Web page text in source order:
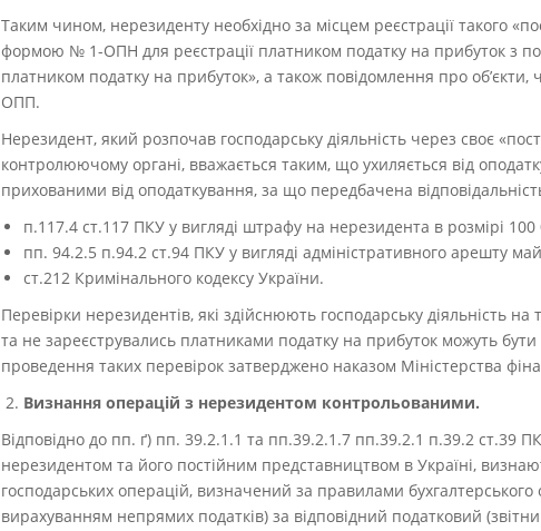
Таким чином, нерезиденту необхідно за місцем реєстрації такого
формою № 1-ОПН для реєстрації платником податку на прибуток з
платником податку на прибуток», а також повідомлення про
ОПП.
Нерезидент, який розпочав господарську діяльність через своє
контролюючому органі, вважається таким, що ухиляється від
прихованими від оподаткування, за що передбачена
п.117.4 ст.117 ПКУ у вигляді штрафу на нерезидента в розмірі
пп. 94.2.5 п.94.2 ст.94 ПКУ у вигляді адміністративного арешту
ст.212 Кримінального кодексу України.
Перевірки нерезидентів, які здійснюють господарську діяльність
та не зареєструвались платниками податку на прибуток можуть
проведення таких перевірок затверджено наказом Міністерства
Визнання операцій з нерезидентом контрольованими.
Відповідно до пп. ґ) пп. 39.2.1.1 та пп.39.2.1.7 пп.39.2.1 п.39.2 ст.39
нерезидентом та його постійним представництвом в Україні,
господарських операцій, визначений за правилами бухгалтерського
вирахуванням непрямих податків) за відповідний податковий